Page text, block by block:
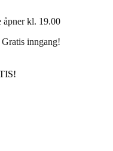
åpner kl. 19.00
Gratis inngang!